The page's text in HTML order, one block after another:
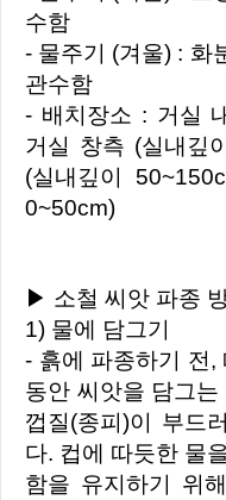
수함
- 물주기 (겨울) : 화
관수함
- 배치장소 : 거실
거실 창측 (실내깊
(실내깊이
0~50cm)
▶ 소철 씨앗 파종
1) 물에 담그기
- 흙에 파종하기 전,
동안 씨앗을 담그
껍질(종피)이 부드
다. 컵에 따듯한 물
함을 유지하기 위